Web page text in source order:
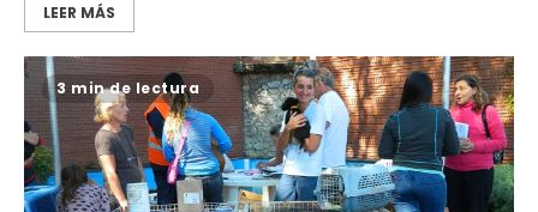
LEER MÁS
3 min de lectura